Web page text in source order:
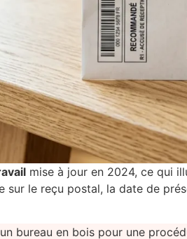
mise à jour en 2024, ce qui
le reçu postal, la date de